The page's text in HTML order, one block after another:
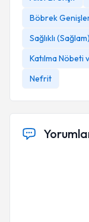
Böbrek
Sağlıklı
Katılma
Nefrit